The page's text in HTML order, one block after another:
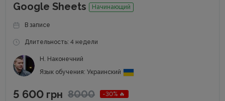
Google Sheets Начинающий
В записе
Длительность: 4 недели
Н. Наконечний
Язык обучения: Украинский
5 600 грн 8000 -30% 🔥